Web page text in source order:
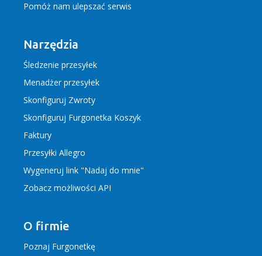
Pomóż nam ulepszać serwis
Narzędzia
Śledzenie przesyłek
Menadżer przesyłek
Skonfiguruj Zwroty
Skonfiguruj Furgonetka Koszyk
Faktury
Przesyłki Allegro
Wygeneruj link "Nadaj do mnie"
Zobacz możliwości API
O firmie
Poznaj Furgonetkę